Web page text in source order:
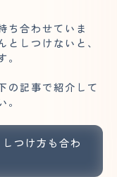
ち合わせていま
としつけないと、
。
の記事で紹介して
。
つけ方も合わ